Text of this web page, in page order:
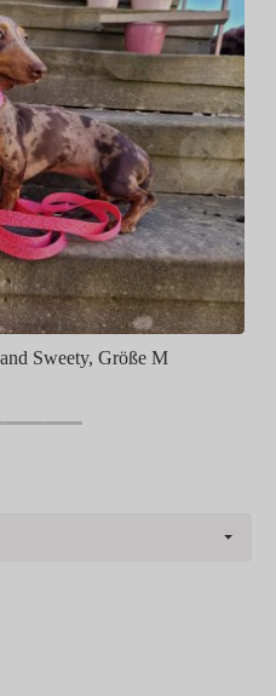
Sweety, Größe M